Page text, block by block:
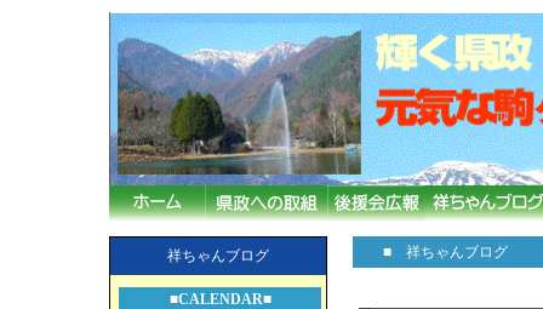
祥ちゃんブログ
■CALENDAR■
■ 祥ちゃんブログ